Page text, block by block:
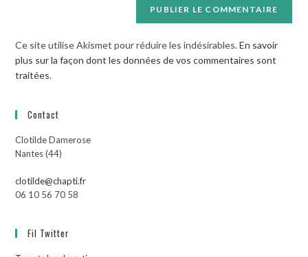
Ce site utilise Akismet pour réduire les indésirables.En savoir
plus sur la façon dont les données de vos commentaires sont
traitées.
Contact
Clotilde Damerose
Nantes (44)
clotilde@chapti.fr
06 10 56 70 58
Fil Twitter